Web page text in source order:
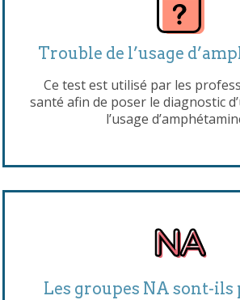
Trouble de l’usage
Ce test est utilisé par les
santé afin de poser le diagnostic
l’usage
Les groupes NA sont-ils